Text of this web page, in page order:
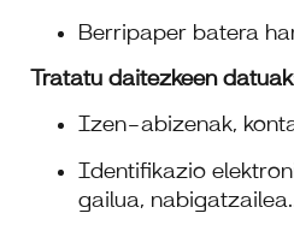
Berripaper batera
Tratatu daitezkeen
Izen-abizenak,
Identifikazio
gailua,